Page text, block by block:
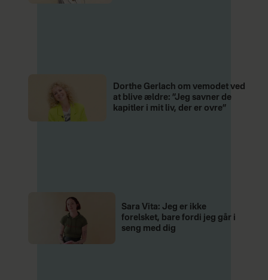
Dorthe Gerlach om vemodet ved
at blive ældre: ”Jeg savner de
kapitler i mit liv, der er ovre”
Sara Vita: Jeg er ikke
forelsket, bare fordi jeg går i
seng med dig